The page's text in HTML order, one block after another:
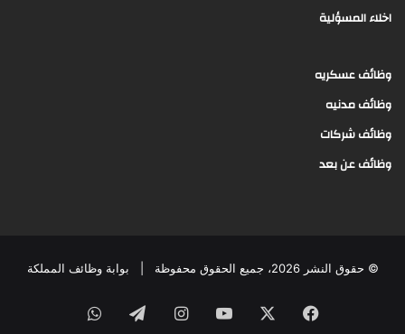
اخلاء المسؤلية
وظائف عسكريه
وظائف مدنيه
وظائف شركات
وظائف عن بعد
© حقوق النشر 2026، جميع الحقوق محفوظة | بوابة وظائف المملكة
فيسبوك ‫YouTubeانستقرامتيلقرامواتساب